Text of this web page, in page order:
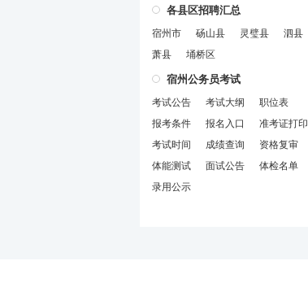
各县区招聘汇总
宿州市 砀山县 灵璧县
泗县
萧县
埇桥区
宿州公务员考试
考试公告 考试大纲
职位表
报考条件
报名入口
准考证打印
考试时间
成绩查询
资格复审
体能测试
面试公告
体检名单
录用公示